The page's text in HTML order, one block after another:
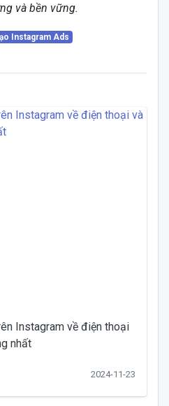
và bền vững.
Instagram Ads
Instagram về điện thoại
nhất
2024-11-23